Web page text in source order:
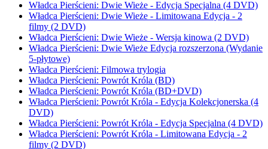
Władca Pierścieni: Dwie Wieże - Edycja Specjalna (4 DVD)
Władca Pierścieni: Dwie Wieże - Limitowana Edycja - 2
filmy (2 DVD)
Władca Pierścieni: Dwie Wieże - Wersja kinowa (2 DVD)
Władca Pierścieni: Dwie Wieże Edycja rozszerzona (Wydanie
5-płytowe)
Władca Pierścieni: Filmowa trylogia
Władca Pierścieni: Powrót Króla (BD)
Władca Pierścieni: Powrót Króla (BD+DVD)
Władca Pierścieni: Powrót Króla - Edycja Kolekcjonerska (4
DVD)
Władca Pierścieni: Powrót Króla - Edycja Specjalna (4 DVD)
Władca Pierścieni: Powrót Króla - Limitowana Edycja - 2
filmy (2 DVD)